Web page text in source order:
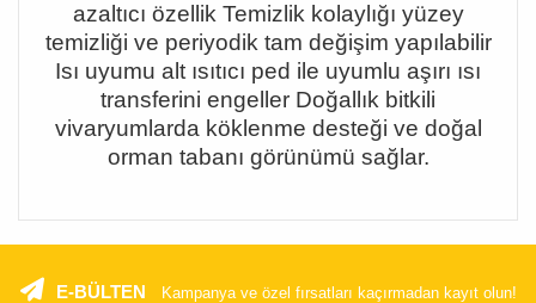
azaltıcı özellik Temizlik kolaylığı yüzey
temizliği ve periyodik tam değişim yapılabilir
Isı uyumu alt ısıtıcı ped ile uyumlu aşırı ısı
transferini engeller Doğallık bitkili
vivaryumlarda köklenme desteği ve doğal
orman tabanı görünümü sağlar.
E-BÜLTEN Kampanya ve özel fırsatları kaçırmadan kayıt olun!